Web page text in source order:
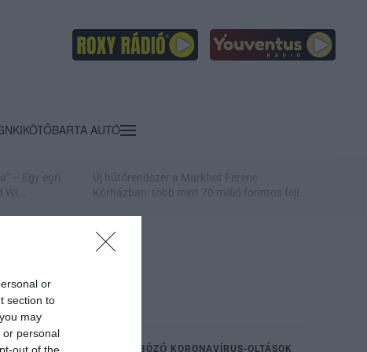
or
section to
may
or personal
KIKÖTŐBARTA AUTÓ
– Egy egri
Új hűtőrendszer a Markhot Ferenc
Kórházban: több mint 70 millió forintos fejl...
KOMBINÁLNÁK A KÜLÖNBÖZŐ KORONAVÍRUS-OLTÁSOK